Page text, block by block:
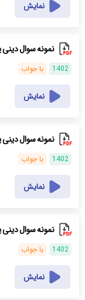
نمایش
نمونه سوال دینی
1402 با جواب
نمایش
نمونه سوال دینی
1402 با جواب
نمایش
نمونه سوال دینی
1402 با جواب
نمایش